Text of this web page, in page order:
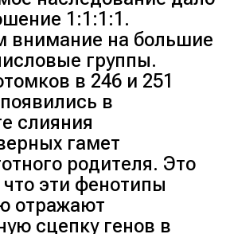
1:1:1:1.
внимание на большие
группы.
в 246 и 251
в
слияния
гамет
родителя. Это
что эти фенотипы
отражают
сцепку генов в